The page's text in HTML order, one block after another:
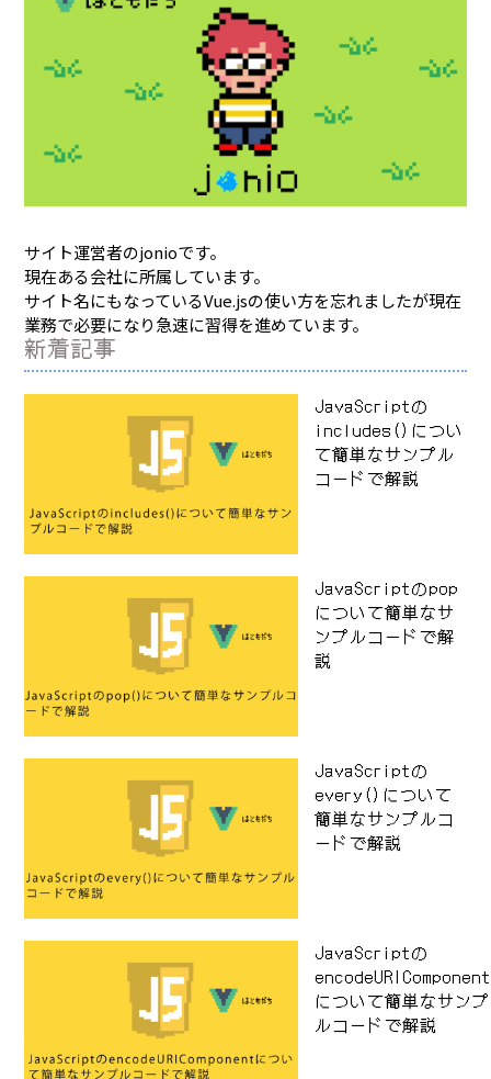
サイト運営者のjonioです。
現在ある会社に所属しています。
サイト名にもなっているVue.jsの使い方を忘れましたが現在
業務で必要になり急速に習得を進めています。
新着記事
JavaScriptの
includes()につい
て簡単なサンプル
コードで解説
JavaScriptのpop
について簡単なサ
ンプルコードで解
説
JavaScriptの
every()について
簡単なサンプルコ
ードで解説
JavaScriptの
encodeURIComponent
について簡単なサンプ
ルコードで解説